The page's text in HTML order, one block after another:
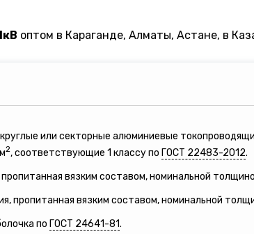
оптом в Караганде, Алматы, Астане, в
или секторные алюминиевые
2, соответствующие 1 классу по ГОСТ 22483-2012.
вязким составом, номинальной
пропитанная вязким составом, номинальной
по ГОСТ 24641-81.